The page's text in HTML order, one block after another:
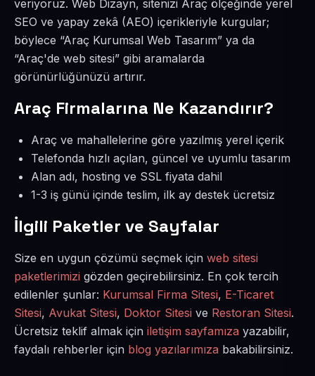
veriyoruz. Web Dizayn, sitenizi Araç ölçeğinde yerel
SEO ve yapay zekâ (AEO) içerikleriyle kurgular;
böylece “Araç Kurumsal Web Tasarım” ya da
“Araç'de web sitesi” gibi aramalarda
görünürlüğünüzü artırır.
Araç Firmalarına Ne Kazandırır?
Araç ve mahallelerine göre yazılmış yerel içerik
Telefonda hızlı açılan, güncel ve uyumlu tasarım
Alan adı, hosting ve SSL fiyata dahil
1-3 iş günü içinde teslim, ilk ay destek ücretsiz
İlgili Paketler ve Sayfalar
Size en uygun çözümü seçmek için web sitesi
paketlerimizi gözden geçirebilirsiniz. En çok tercih
edilenler şunlar: Kurumsal Firma Sitesi, E-Ticaret
Sitesi, Avukat Sitesi, Doktor Sitesi ve Restoran Sitesi.
Ücretsiz teklif almak için iletişim sayfamıza yazabilir,
faydalı rehberler için blog yazılarımıza bakabilirsiniz.